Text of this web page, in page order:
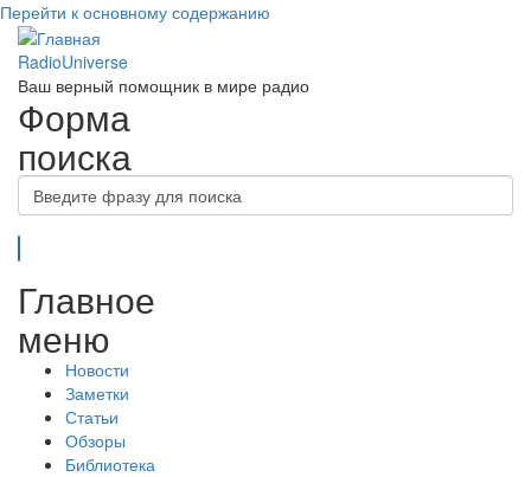
Перейти к основному содержанию
RadioUniverse
Ваш верный помощник в мире радио
Форма
поиска
Главное
меню
Новости
Заметки
Статьи
Обзоры
Библиотека